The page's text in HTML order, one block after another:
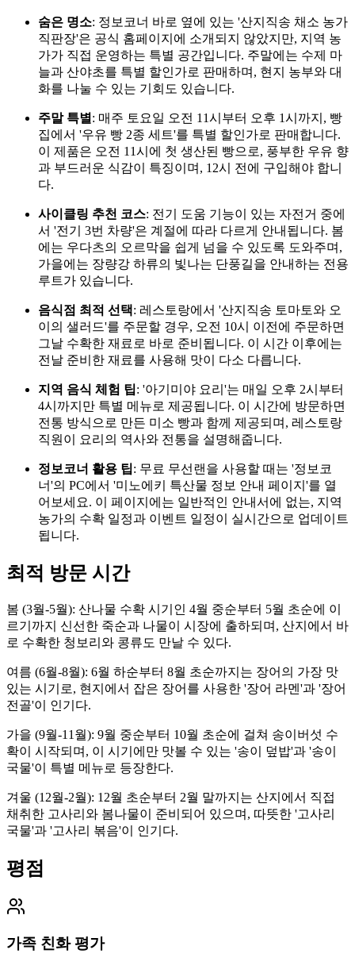
숨은 명소: 정보코너 바로 옆에 있는 '산지직송 채소 농가
직판장'은 공식 홈페이지에 소개되지 않았지만, 지역 농
가가 직접 운영하는 특별 공간입니다. 주말에는 수제 마
늘과 산야초를 특별 할인가로 판매하며, 현지 농부와 대
화를 나눌 수 있는 기회도 있습니다.
주말 특별 : 매주 토요일 오전 11시부터 오후 1시까지, 빵
집에서 '우유 빵 2종 세트'를 특별 할인가로 판매합니다.
이 제품은 오전 11시에 첫 생산된 빵으로, 풍부한 우유 향
과 부드러운 식감이 특징이며, 12시 전에 구입해야 합니
다.
사이클링 추천 코스: 전기 도움 기능이 있는 자전거 중에
서 '전기 3번 차량'은 계절에 따라 다르게 안내됩니다. 봄
에는 우다츠의 오르막을 쉽게 넘을 수 있도록 도와주며,
가을에는 장량강 하류의 빛나는 단풍길을 안내하는 전용
루트가 있습니다.
음식점 최적 선택: 레스토랑에서 '산지직송 토마토와 오
이의 샐러드'를 주문할 경우, 오전 10시 이전에 주문하면
그날 수확한 재료로 바로 준비됩니다. 이 시간 이후에는
전날 준비한 재료를 사용해 맛이 다소 다릅니다.
지역 음식 체험 팁: '아기미야 요리'는 매일 오후 2시부터
4시까지만 특별 메뉴로 제공됩니다. 이 시간에 방문하면
전통 방식으로 만든 미소 빵과 함께 제공되며, 레스토랑
직원이 요리의 역사와 전통을 설명해줍니다.
정보코너 활용 팁: 무료 무선랜을 사용할 때는 '정보코
너'의 PC에서 '미노에키 특산물 정보 안내 페이지'를 열
어보세요. 이 페이지에는 일반적인 안내서에 없는, 지역
농가의 수확 일정과 이벤트 일정이 실시간으로 업데이트
됩니다.
최적 방문 시간
봄 (3월-5월): 산나물 수확 시기인 4월 중순부터 5월 초순에 이
르기까지 신선한 죽순과 나물이 시장에 출하되며, 산지에서 바
로 수확한 청보리와 콩류도 만날 수 있다.
여름 (6월-8월): 6월 하순부터 8월 초순까지는 장어의 가장 맛
있는 시기로, 현지에서 잡은 장어를 사용한 '장어 라멘'과 '장어
전골'이 인기다.
가을 (9월-11월): 9월 중순부터 10월 초순에 걸쳐 송이버섯 수
확이 시작되며, 이 시기에만 맛볼 수 있는 '송이 덮밥'과 '송이
국물'이 특별 메뉴로 등장한다.
겨울 (12월-2월): 12월 초순부터 2월 말까지는 산지에서 직접
채취한 고사리와 봄나물이 준비되어 있으며, 따뜻한 '고사리
국물'과 '고사리 볶음'이 인기다.
평점
가족 친화 평가